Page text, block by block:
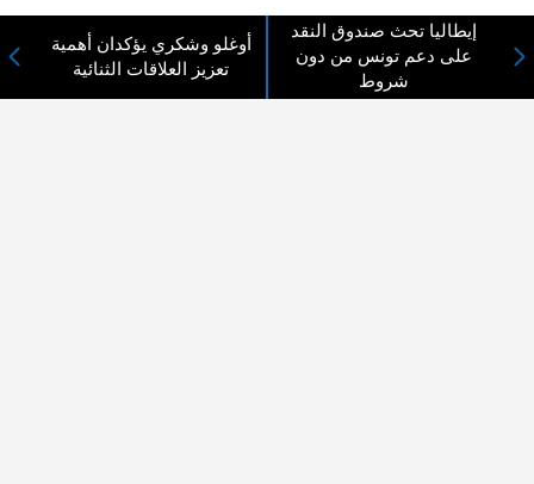
إيطاليا تحث صندوق النقد
على دعم تونس من دون
شروط
أوغلو وشكري يؤكدان أهمية
تعزيز العلاقات الثنائية
لا مانع من الإقتباس وإعادة النشر شريط ذكر المصدر ( المدينة نيوز ) - الآراء والتعليقات
المنشورة تعبر عن رأي أصحابها فقط